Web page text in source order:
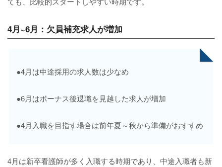
4月~6月：欠員補充求人が増加
●4月は中途採用の求人数は少なめ
●6月はボーナス後退職を見越した求人が増加
●4月入職を目指す場合は前年夏～秋から準備がおすすめ
4月は新卒看護師が多く入職する時期であり、中途入職者も新